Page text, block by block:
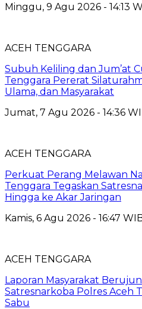
Minggu, 9 Agu 2026 - 14:13
ACEH TENGGARA
Subuh Keliling dan Jum’at
Tenggara Pererat
Ulama, dan Masyarakat
Jumat, 7 Agu 2026 - 14:36
ACEH TENGGARA
Perkuat Perang Melawan
Tenggara Tegaskan
Hingga ke Akar Jaringan
Kamis, 6 Agu 2026 - 16:47
ACEH TENGGARA
Laporan Masyarakat
Satresnarkoba Polres Aceh
Sabu